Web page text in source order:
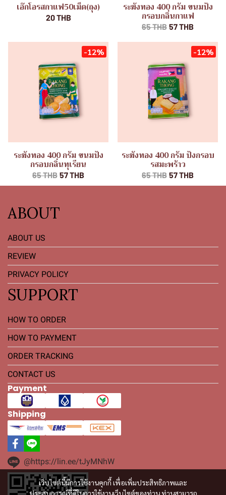
เอ๊กโอรสกาแฟ50เม็ด(ถุง)
20 THB
ระฆังทอง 400 กรัม ขนมปัง
กรอบกลิ่นกาแฟ
65 THB 57 THB
-12%
ระฆังทอง 400 กรัม ขนมปัง
กรอบกลิ่นทุเรียน
65 THB 57 THB
-12%
ระฆังทอง 400 กรัม ปังกรอบ
รสมะพร้าว
65 THB 57 THB
เว็บไซต์นี้มีการใช้งานคุกกี้ เพื่อเพิ่มประสิทธิภาพและ
ประสบการณ์ที่ดีในการใช้งานเว็บไซต์ของท่าน ท่านสามารถ
ABOUT
ABOUT US
REVIEW
PRIVACY POLICY
SUPPORT
HOW TO ORDER
HOW TO PAYMENT
ORDER TRACKING
CONTACT US
Payment
Shipping
@https://lin.ee/tJyMNhW